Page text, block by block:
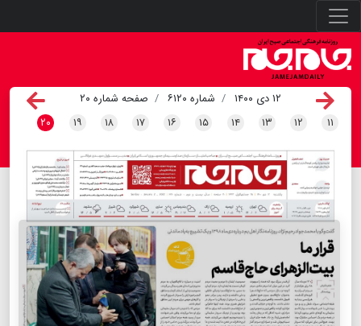
۱۲ دی ۱۴۰۰ شماره ۶۱۲۰
صفحه شماره ۲۰
۱۱ ۱۲ ۱۳ ۱۴ ۱۵ ۱۶ ۱۷ ۱۸ ۱۹ ۲۰